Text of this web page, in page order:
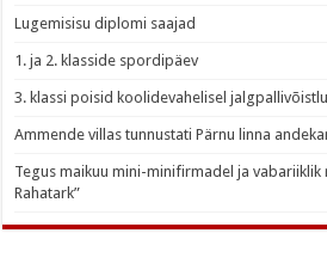
Lugemisisu diplomi saajad
1. ja 2. klasside spordipäev
3. klassi poisid koolidevahelisel
Ammende villas tunnustati Pärnu linna
Tegus maikuu mini-minifirmadel ja vabariiklik
Rahatark”